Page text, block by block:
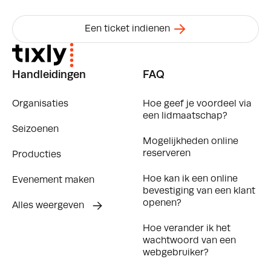
Een ticket indienen
Handleidingen
Organisaties
Seizoenen
Producties
Evenement maken
Alles weergeven
FAQ
Hoe geef je voordeel via
een lidmaatschap?
Mogelijkheden online
reserveren
Hoe kan ik een online
bevestiging van een klant
openen?
Hoe verander ik het
wachtwoord van een
webgebruiker?